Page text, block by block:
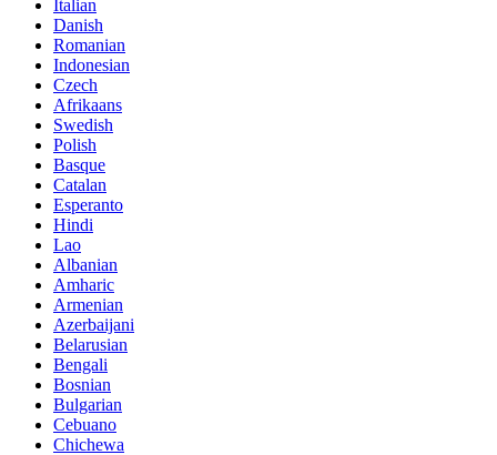
Italian
Danish
Romanian
Indonesian
Czech
Afrikaans
Swedish
Polish
Basque
Catalan
Esperanto
Hindi
Lao
Albanian
Amharic
Armenian
Azerbaijani
Belarusian
Bengali
Bosnian
Bulgarian
Cebuano
Chichewa